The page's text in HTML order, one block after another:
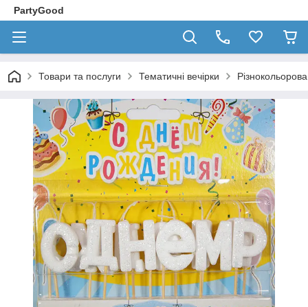
PartyGood
Товари та послуги Тематичні вечірки